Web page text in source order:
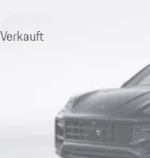
Verkauft